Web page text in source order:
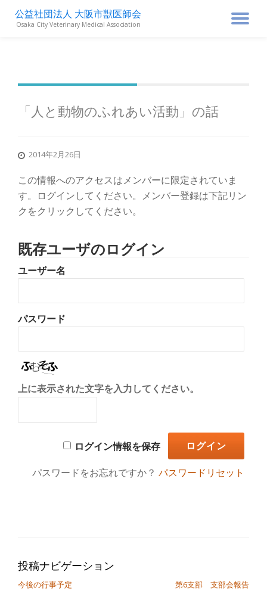
ナ
ン
切
り
公益社団法人 大阪市獣医師会
Osaka City Veterinary Medical Association
「人と動物のふれあい活動」の話
2014年2月26日
この情報へのアクセスはメンバーに限定されていま
す。ログインしてください。メンバー登録は下記リン
クをクリックしてください。
既存ユーザのログイン
ユーザー名
パスワード
上に表示された文字を入力してください。
ログイン情報を保存
パスワードをお忘れですか？パスワードリセット
投稿ナビゲーション
今後の行事予定 第6支部 支部会報告